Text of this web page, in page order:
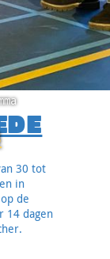
30 tot
in
de
14 dagen